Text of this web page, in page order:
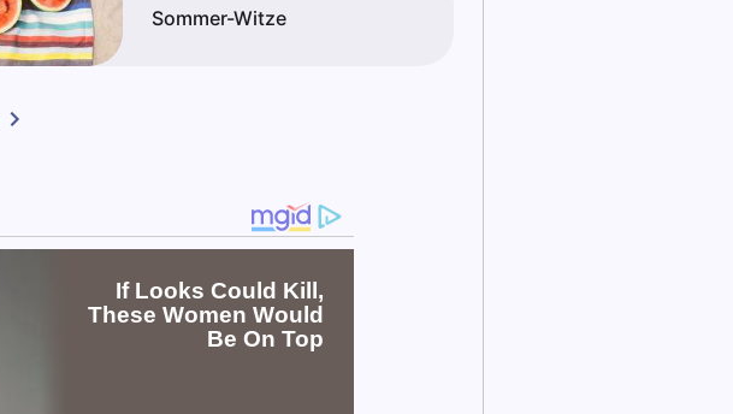
Sommer-Witze